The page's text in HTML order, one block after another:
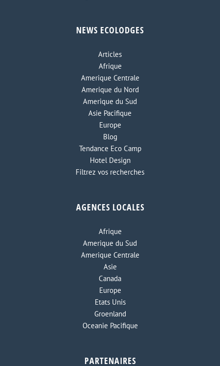
NEWS ECOLODGES
Articles
Afrique
Amerique Centrale
Amerique du Nord
Amerique du Sud
Asie Pacifique
Europe
Blog
Tendance Eco Camp
Hotel Design
Filtrez vos recherches
AGENCES LOCALES
Afrique
Amerique du Sud
Amerique Centrale
Asie
Canada
Europe
Etats Unis
Groenland
Oceanie Pacifique
PARTENAIRES